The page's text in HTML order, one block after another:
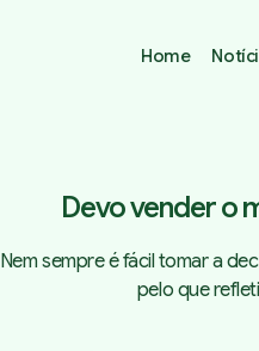
Home
Devo vender o
Nem sempre é fácil tomar a
pelo que